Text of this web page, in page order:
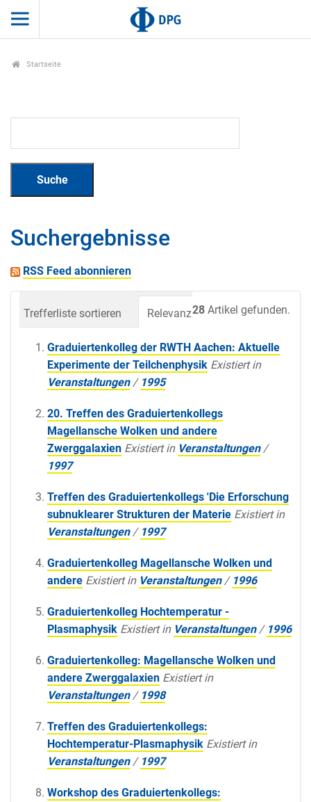
Startseite
Suchergebnisse
RSS Feed abonnieren
28 Artikel gefunden.
Trefferliste sortieren Relevanz Datum
Graduiertenkolleg der RWTH Aachen: Aktuelle
Experimente der Teilchenphysik Existiert in
Veranstaltungen / 1995
20. Treffen des Graduiertenkollegs
Magellansche Wolken und andere
Zwerggalaxien Existiert in Veranstaltungen /
1997
Treffen des Graduiertenkollegs 'Die Erforschung
subnuklearer Strukturen der Materie Existiert in
Veranstaltungen / 1997
Graduiertenkolleg Magellansche Wolken und
andere Existiert in Veranstaltungen / 1996
Graduiertenkolleg Hochtemperatur -
Plasmaphysik Existiert in Veranstaltungen / 1996
Graduiertenkolleg: Magellansche Wolken und
andere Zwerggalaxien Existiert in
Veranstaltungen / 1998
Treffen des Graduiertenkollegs:
Hochtemperatur-Plasmaphysik Existiert in
Veranstaltungen / 1997
Workshop des Graduiertenkollegs: